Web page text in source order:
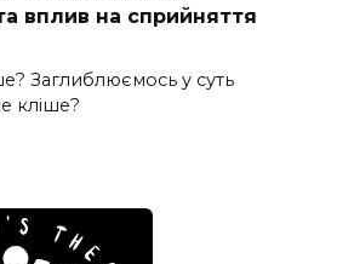
вплив на сприйняття
Заглиблюємось у суть
кліше?